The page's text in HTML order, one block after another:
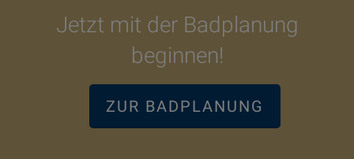
Jetzt mit der Badplanung
beginnen!
ZUR BADPLANUNG